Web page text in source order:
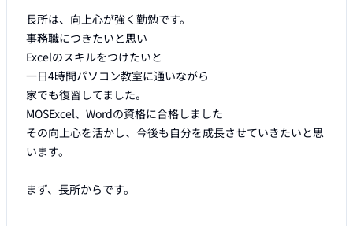
長所は、向上心が強く勤勉です。
事務職につきたいと思い
Excelのスキルをつけたいと
一日4時間パソコン教室に通いながら
家でも復習してました。
MOSExcel、Wordの資格に合格しました
その向上心を活かし、今後も自分を成長させていきたいと思
います。
まず、長所からです。